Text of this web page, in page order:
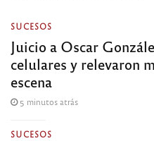
SUCESOS
Juicio a Oscar
celulares y relevaron
escena
5 minutos atrás
SUCESOS